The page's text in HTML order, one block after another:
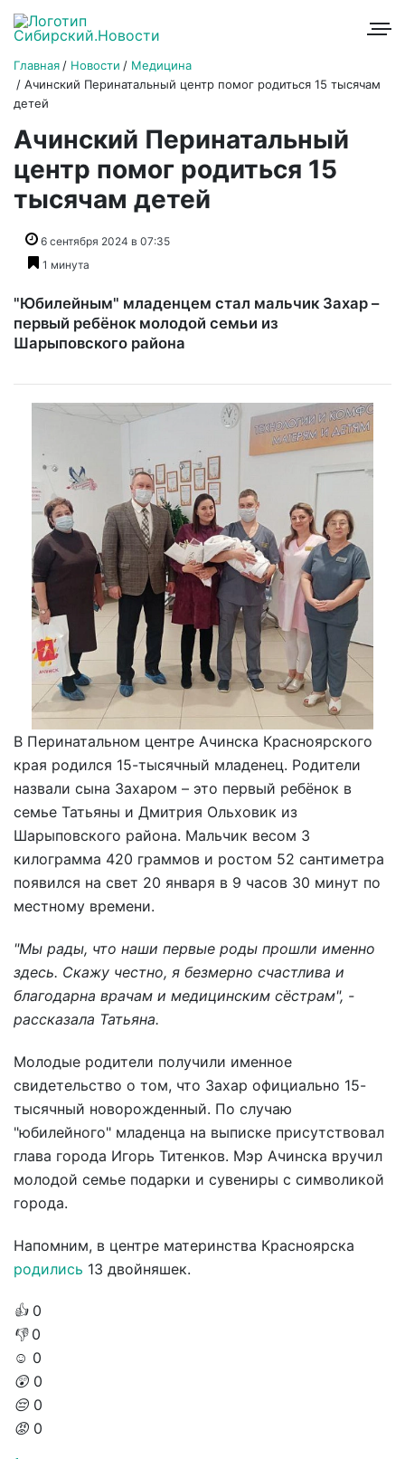
Главная Новости
Медицина
Ачинский Перинатальный центр помог родиться 15 тысячам
детей
Ачинский Перинатальный
центр помог родиться 15
тысячам детей
6 сентября 2024 в 07:35
1 минута
"Юбилейным" младенцем стал мальчик Захар –
первый ребёнок молодой семьи из
Шарыповского района
В Перинатальном центре Ачинска Красноярского
края родился 15-тысячный младенец. Родители
назвали сына Захаром – это первый ребёнок в
семье Татьяны и Дмитрия Ольховик из
Шарыповского района. Мальчик весом 3
килограмма 420 граммов и ростом 52 сантиметра
появился на свет 20 января в 9 часов 30 минут по
местному времени.
"Мы рады, что наши первые роды прошли именно
здесь. Скажу честно, я безмерно счастлива и
благодарна врачам и медицинским сёстрам", -
рассказала Татьяна.
Молодые родители получили именное
свидетельство о том, что Захар официально 15-
тысячный новорожденный. По случаю
"юбилейного" младенца на выписке присутствовал
глава города Игорь Титенков. Мэр Ачинска вручил
молодой семье подарки и сувениры с символикой
города.
Напомним, в центре материнства Красноярска
родились 13 двойняшек.
👍 0
👎 0
☺️ 0
😲 0
😔 0
😡 0